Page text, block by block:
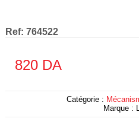
Ref: 764522
820DA
Catégorie :
Marque :